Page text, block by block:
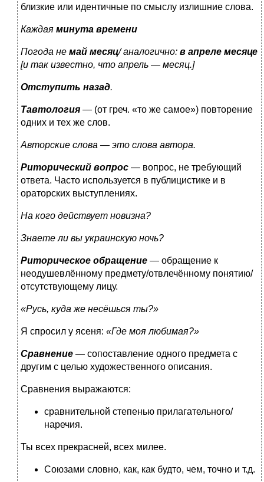
близкие или идентичные по смыслу излишние слова.
Каждая минута времени
Погода не май месяц/ аналогично: в апреле месяце
[и так известно, что апрель — месяц.]
Отступить назад.
Тавтология — (от греч. «то же самое») повторение
одних и тех же слов.
Авторские слова — это слова автора.
Риторический вопрос — вопрос, не требующий
ответа. Часто используется в публицистике и в
ораторских выступлениях.
На кого действует новизна?
Знаете ли вы украинскую ночь?
Риторическое обращение — обращение к
неодушевлённому предмету/отвлечённому понятию/
отсутствующему лицу.
«Русь, куда же несёшься ты?»
Я спросил у ясеня: «Где моя любимая?»
Сравнение — сопоставление одного предмета с
другим с целью художественного описания.
Сравнения выражаются:
сравнительной степенью прилагательного/
наречия.
Ты всех прекрасней, всех милее.
Союзами словно, как, как будто, чем, точно и т.д.